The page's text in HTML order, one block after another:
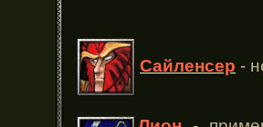
Сайленсер -